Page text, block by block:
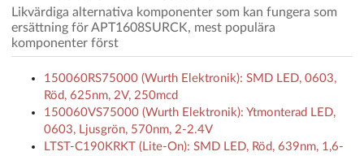
Likvärdiga alternativa komponenter som kan fungera som
ersättning för APT1608SURCK, mest populära
komponenter först
150060RS75000 (Wurth Elektronik): SMD LED, 0603,
Röd, 625nm, 2V, 250mcd
150060VS75000 (Wurth Elektronik): Ytmonterad LED,
0603, Ljusgrön, 570nm, 2-2.4V
LTST-C190KRKT (Lite-On): SMD LED, Röd, 639nm, 1,6-